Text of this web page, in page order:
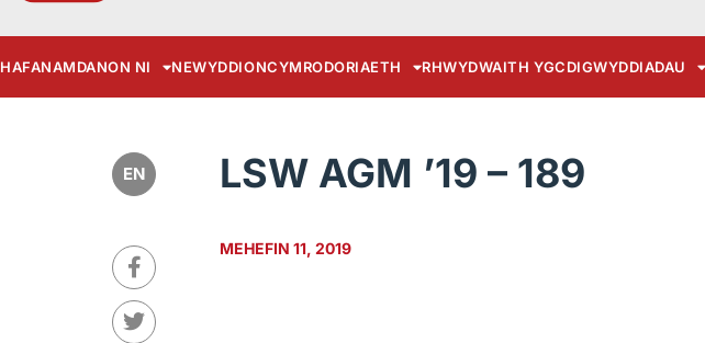
HAFANAMDANON NI NEWYDDIONCYMRODORIAETH RHWYDWAITH YGCDIGWYDDIADAU
EN LSW AGM ’19 – 189
MEHEFIN 11, 2019